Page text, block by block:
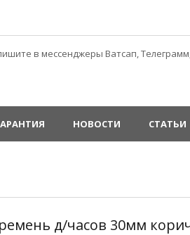
в мессенджеры Ватсап,
НОВОСТИ СТАТЬИ
ремень д/часов 30мм